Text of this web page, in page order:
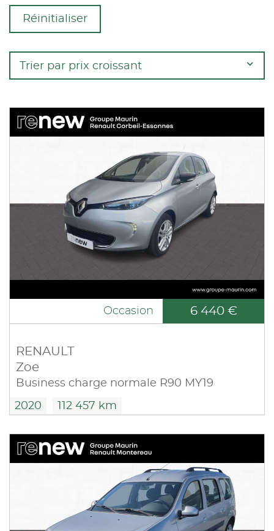
Réinitialiser
Trier par prix croissant
Occasion 6 440 €
RENAULT
Zoe
Business charge normale R90 MY19
2020 112 457 km